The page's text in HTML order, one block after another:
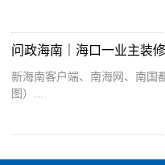
新海南客户端、南海网、南国
图）...